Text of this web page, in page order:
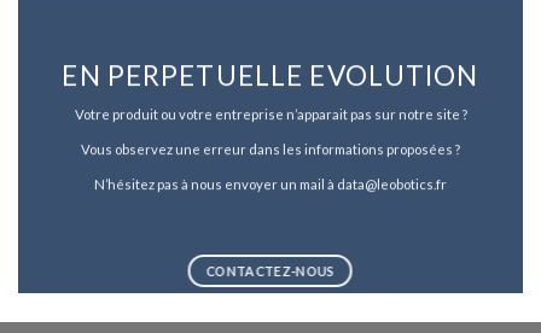
EN PERPETUELLE EVOLUTION
Votre produit ou votre entreprise n’apparait pas sur notre site ?
Vous observez une erreur dans les informations proposées ?
N’hésitez pas à nous envoyer un mail à data@leobotics.fr
CONTACTEZ-NOUS